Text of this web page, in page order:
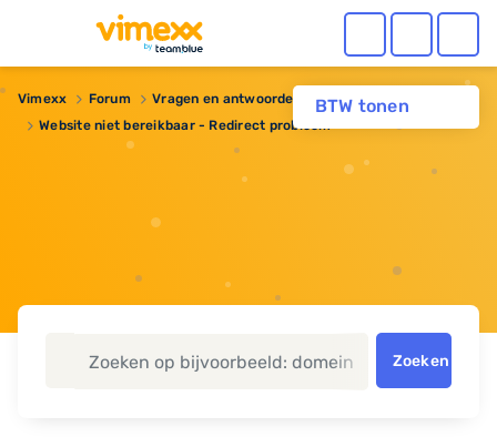
BTW tonen
Vimexx Forum Vragen en antwoorden
Webhosting
Website niet bereikbaar - Redirect probleem
Zoeken